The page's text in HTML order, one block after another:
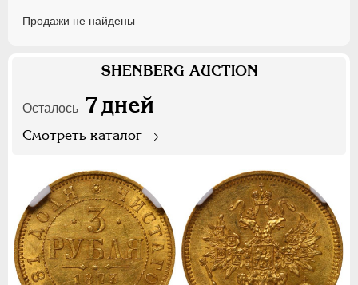
Продажи не найдены
SHENBERG AUCTION
Осталось 7дней
Смотреть каталог